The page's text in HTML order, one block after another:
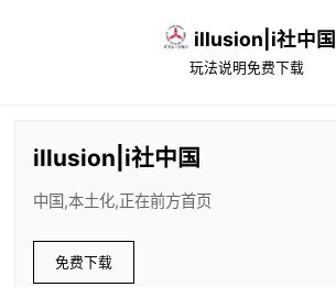
illusion|i社中国
玩法说明免费下载
illusion|i社中国
中国,本土化,正在前方首页
免费下载